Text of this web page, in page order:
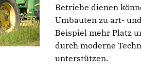
Betriebe dienen
Umbauten zu art-
Beispiel mehr Platz
durch moderne
unterstützen.